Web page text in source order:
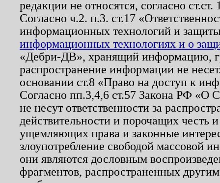
редакции не относятся, согласно
Согласно ч.2. п.3. ст.17
информационных технологий и
информационных технологиях и о
«Дебри-ДВ», хранящий информацию,
распространение информации не
основании ст.8 «Право на доступ к
Согласно пп.3,4,6 ст.57 Закона РФ «О
не несут ответственности за
действительности и порочащих честь
ущемляющих права и законные
злоупотребление свободой массовой
они являются дословным
фрагментов, распространенных